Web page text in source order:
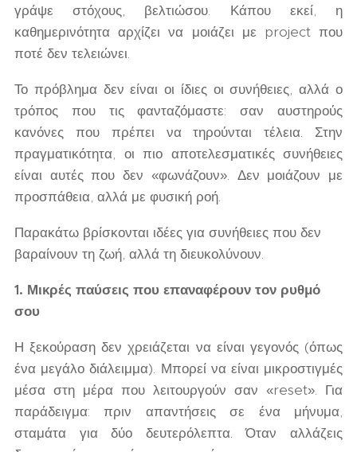
γράψε στόχους, βελτιώσου. Κάπου εκεί, η
καθημερινότητα αρχίζει να μοιάζει με project που
ποτέ δεν τελειώνει.
Το πρόβλημα δεν είναι οι ίδιες οι συνήθειες, αλλά ο
τρόπος που τις φανταζόμαστε: σαν αυστηρούς
κανόνες που πρέπει να τηρούνται τέλεια. Στην
πραγματικότητα, οι πιο αποτελεσματικές συνήθειες
είναι αυτές που δεν «φωνάζουν». Δεν μοιάζουν με
προσπάθεια, αλλά με φυσική ροή.
Παρακάτω βρίσκονται ιδέες για συνήθειες που δεν
βαραίνουν τη ζωή, αλλά τη διευκολύνουν.
1. Μικρές παύσεις που επαναφέρουν τον ρυθμό
σου
Η ξεκούραση δεν χρειάζεται να είναι γεγονός (όπως
ένα μεγάλο διάλειμμα). Μπορεί να είναι μικροστιγμές
μέσα στη μέρα που λειτουργούν σαν «reset». Για
παράδειγμα: πριν απαντήσεις σε ένα μήνυμα,
σταμάτα για δύο δευτερόλεπτα. Όταν αλλάζεις